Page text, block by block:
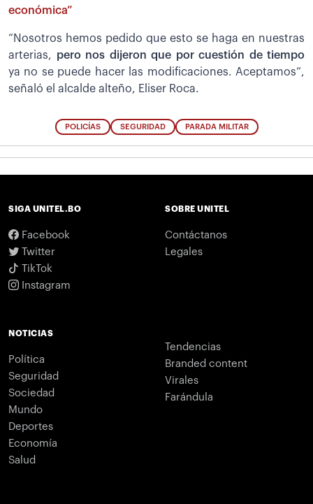
económica”
“Nosotros hemos pedido que esto se haga en nuestras
arterias, pero nos dijeron que por cuestión de tiempo
ya no se puede hacer las modificaciones. Aceptamos”,
señaló el alcalde alteño, Eliser Roca.
POLICÍAS SEGURIDAD PARADA MILITAR
SIGA UNITEL.BO
Facebook
Twitter
TikTok
Instagram
SOBRE UNITEL
Contáctanos
Legales
NOTICIAS
Política
Seguridad
Sociedad
Mundo
Deportes
Economía
Salud
Tendencias
Branded content
Virales
Farándula